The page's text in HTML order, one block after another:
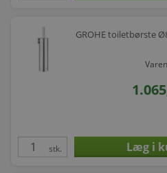
GROHE toiletbørste
stk.